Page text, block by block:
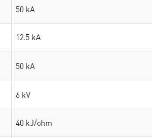
50 kA
12.5 kA
50 kA
6 kV
40 kJ/ohm